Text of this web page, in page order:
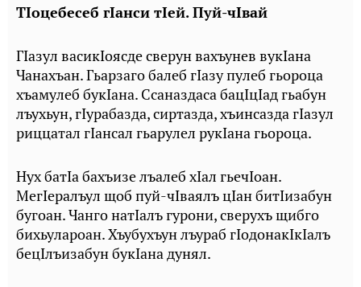
ТIоцебесеб гIанси тIей. Пуй-чIвай
ГIазул васикIоясде сверун вахъунев вукIана
Чанахъан. Гьарзаго балеб гIазу пулеб гьороца
хъамулеб букIана. Ссаназдаса бацIцIад гьабун
лъухьун, гIурабазда, сиртазда, хъинсазда гIазул
риццатал гIансал гьарулел рукIана гьороца.
Нух батIа бахъизе лъалеб хIал гьечIоан.
МегIералъул щоб пуй-чIваялъ цIан битIизабун
бугоан. Чанго натIалъ гурони, сверухъ щибго
бихьулароан. Хъубухъун лъураб гIодонакIкIалъ
бецIлъизабун букIана дунял.